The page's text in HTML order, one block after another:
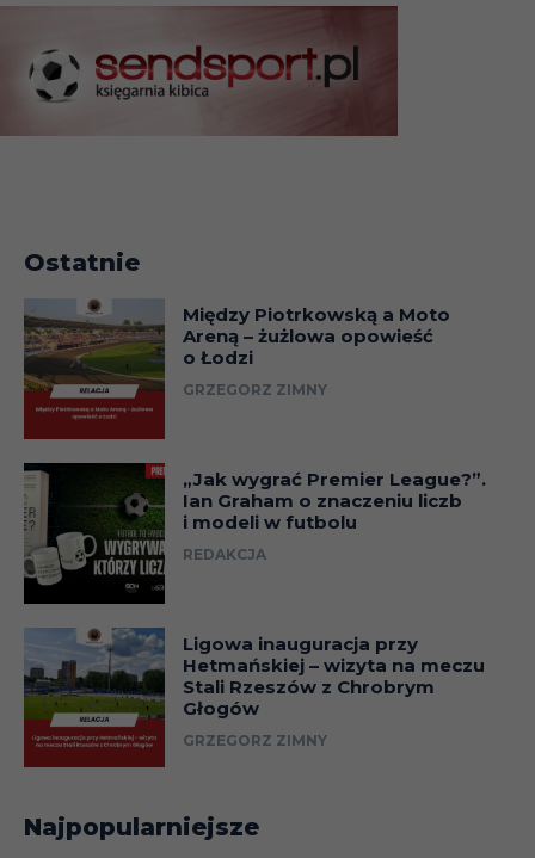
Ostatnie
Między Piotrkowską a Moto
Areną – żużlowa opowieść
o Łodzi
GRZEGORZ ZIMNY
„Jak wygrać Premier League?”.
Ian Graham o znaczeniu liczb
i modeli w futbolu
REDAKCJA
Ligowa inauguracja przy
Hetmańskiej – wizyta na meczu
Stali Rzeszów z Chrobrym
Głogów
GRZEGORZ ZIMNY
Najpopularniejsze